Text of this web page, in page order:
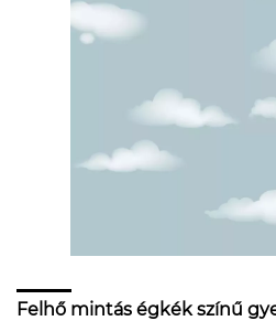
Felhő mintás égkék színű